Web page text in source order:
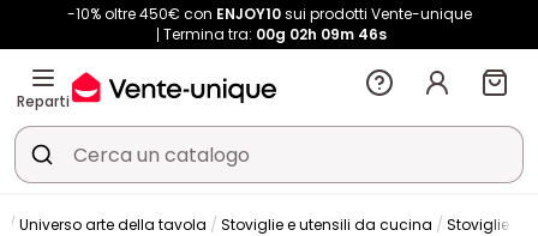
-10% oltre 450€ con ENJOY10sui prodotti Vente-unique
Termina tra: 00g 02h 09m 45s
Reparti
Universo arte della tavola Stoviglie e utensili da cucina Stoviglie